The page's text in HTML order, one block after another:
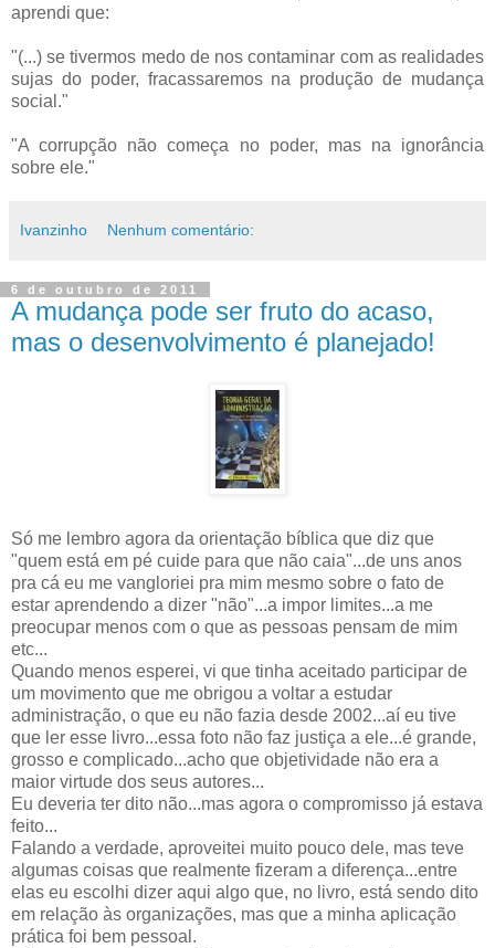
aprendi que:
"(...) se tivermos medo de nos contaminar com as realidades
sujas do poder, fracassaremos na produção de mudança
social."
"A corrupção não começa no poder, mas na ignorância
sobre ele."
Ivanzinho Nenhum comentário:
6 de outubro de 2011
A mudança pode ser fruto do acaso,
mas o desenvolvimento é planejado!
Só me lembro agora da orientação bíblica que diz que
"quem está em pé cuide para que não caia"...de uns anos
pra cá eu me vangloriei pra mim mesmo sobre o fato de
estar aprendendo a dizer "não"...a impor limites...a me
preocupar menos com o que as pessoas pensam de mim
etc...
Quando menos esperei, vi que tinha aceitado participar de
um movimento que me obrigou a voltar a estudar
administração, o que eu não fazia desde 2002...aí eu tive
que ler esse livro...essa foto não faz justiça a ele...é grande,
grosso e complicado...acho que objetividade não era a
maior virtude dos seus autores...
Eu deveria ter dito não...mas agora o compromisso já estava
feito...
Falando a verdade, aproveitei muito pouco dele, mas teve
algumas coisas que realmente fizeram a diferença...entre
elas eu escolhi dizer aqui algo que, no livro, está sendo dito
em relação às organizações, mas que a minha aplicação
prática foi bem pessoal.